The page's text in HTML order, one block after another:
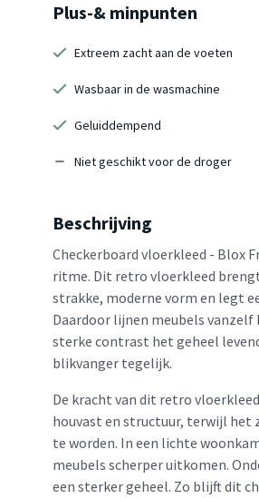
Plus-& minpunten
Extreem zacht aan de voeten
Wasbaar in de wasmachine
Geluiddempend
Niet geschikt voor de droger
Beschrijving
Checkerboard vloerkleed - Blox
ritme. Dit retro vloerkleed
strakke, moderne vorm en legt
Daardoor lijnen meubels
sterke contrast het geheel
blikvanger tegelijk.
De kracht van dit retro
houvast en structuur, terwijl
te worden. In een lichte
meubels scherper uitkomen.
een sterker geheel. Zo blijft dit